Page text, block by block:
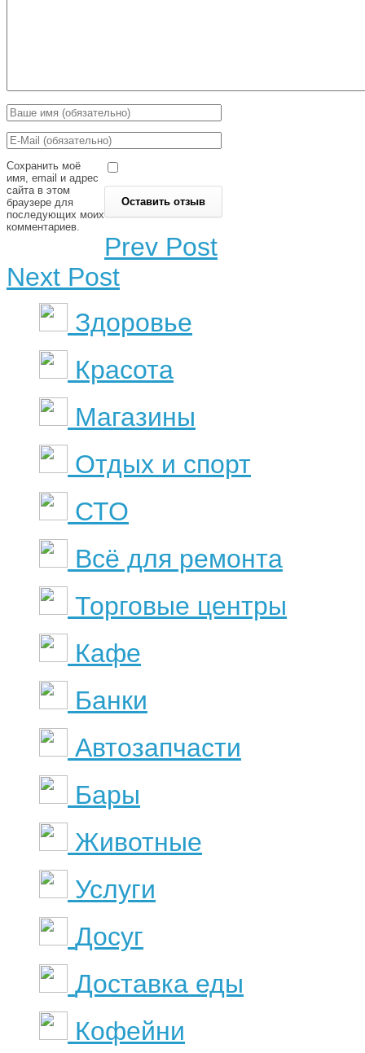
Сохранить моё
имя, email и адрес
сайта в этом
браузере для
последующих моих
комментариев.
Prev Post
Next Post
Здоровье
Красота
Магазины
Отдых и спорт
СТО
Всё для ремонта
Торговые центры
Кафе
Банки
Автозапчасти
Бары
Животные
Услуги
Досуг
Доставка еды
Кофейни